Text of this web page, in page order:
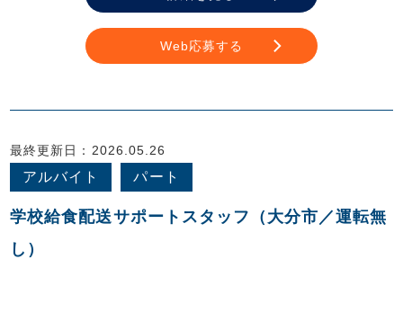
Web応募する
最終更新日：2026.05.26
アルバイト パート
学校給食配送サポートスタッフ（大分市／運転無
し）